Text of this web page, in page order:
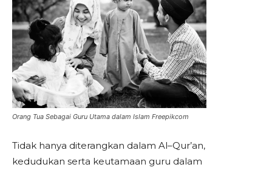
Orang Tua Sebagai Guru Utama dalam Islam Freepikcom
Tidak hanya diterangkan dalam Al–Qur’an,
kedudukan serta keutamaan guru dalam